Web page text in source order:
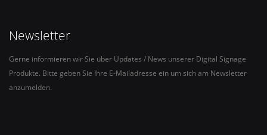
Newsletter
Gerne informieren wir Sie über Updates / News unserer Digital Signage
Produkte. Bitte geben Sie Ihre E-Mailadresse ein um sich am Newsletter
anzumelden.